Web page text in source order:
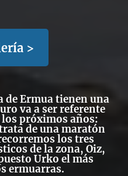
>
de Ermua tienen una
va a ser referente
próximos años:
de una maratón
los tres
de la zona, Oiz,
Urko el más
ermuarras.